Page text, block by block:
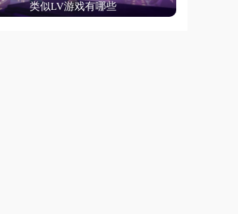
类似LV游戏有哪些